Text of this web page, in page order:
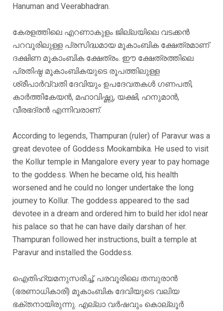
Hanuman and Veerabhadran.
കേരളത്തിലെ എറണാകുളം ജില്ലയിലെ വടക്കൻ
പറവൂരിലുള്ള പ്രസിദ്ധമായ മൂകാംബിക ക്ഷേത്രമാണ്
ദക്ഷിണ മൂകാംബിക ക്ഷേത്രം. ഈ ക്ഷേത്രത്തിലെ
പ്രതിഷ്ഠ മൂകാംബികയുടെ രൂപത്തിലുള്ള
ശ്രീപാർവ്വതി ദേവിയും ഉപദേവതകൾ ഗണപതി,
കാർത്തികേയൻ, മഹാവിഷ്ണു, യക്ഷി, ഹനുമാൻ,
വീരഭദ്രൻ എന്നിവരാണ്.
According to legends, Thampuran (ruler) of Paravur was a
great devotee of Goddess Mookambika. He used to visit
the Kollur temple in Mangalore every year to pay homage
to the goddess. When he became old, his health
worsened and he could no longer undertake the long
journey to Kollur. The goddess appeared to the sad
devotee in a dream and ordered him to build her idol near
his palace so that he can have daily darshan of her.
Thampuran followed her instructions, built a temple at
Paravur and installed the Goddess.
ഐതിഹ്യമനുസരിച്ച്, പരവൂരിലെ തമ്പുരാൻ
(ഭരണാധികാരി) മൂകാംബിക ദേവിയുടെ വലിയ
ഭക്തനായിരുന്നു. എല്ലാ വർഷവും കൊല്ലൂർ